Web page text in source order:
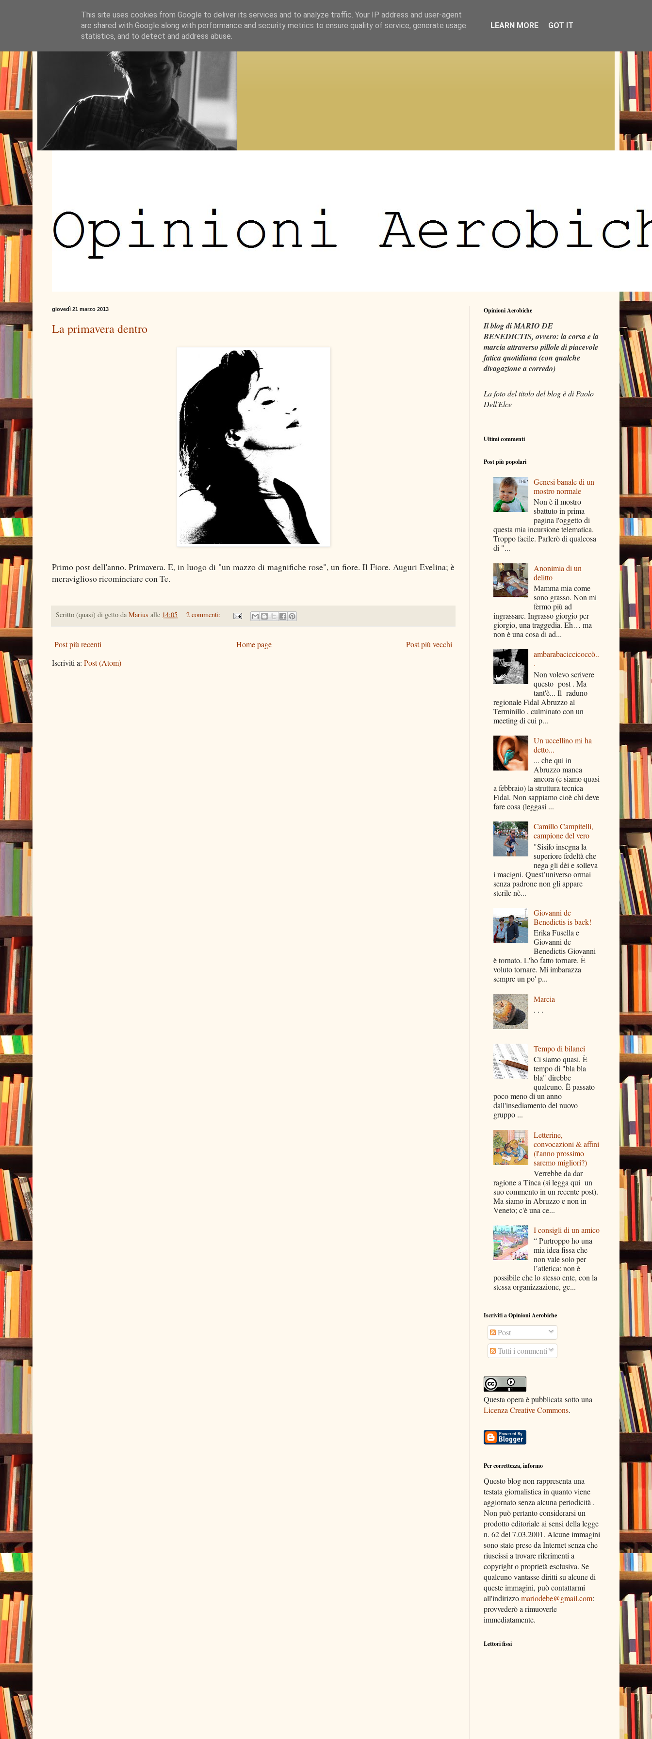
giovedì 21 marzo 2013
La primavera dentro
Primo post dell'anno. Primavera. E, in luogo di "un mazzo di magnifiche rose", un fiore. Il Fiore. Auguri Evelina; è
meraviglioso ricominciare con Te.
Scritto (quasi) di getto da Marius alle 14:05 2 commenti:
Post più recenti Post più vecchi
Home page
Iscriviti a: Post (Atom)
Opinioni Aerobiche
Il blog di MARIO DE
BENEDICTIS, ovvero: la corsa e la
marcia attraverso pillole di piacevole
fatica quotidiana (con qualche
divagazione a corredo)
La foto del titolo del blog è di Paolo
Dell'Elce
Ultimi commenti
Post più popolari
Genesi banale di un
mostro normale
Non è il mostro
sbattuto in prima
pagina l'oggetto di
questa mia incursione telematica.
Troppo facile. Parlerò di qualcosa
di "...
Anonimia di un
delitto
Mamma mia come
sono grasso. Non mi
fermo più ad
ingrassare. Ingrasso giorgio per
giorgio, una traggedia. Eh… ma
non è una cosa di ad...
ambarabaciccicoccò..
.
Non volevo scrivere
questo post . Ma
tant'è... Il raduno
regionale Fidal Abruzzo al
Terminillo , culminato con un
meeting di cui p...
Un uccellino mi ha
detto...
... che qui in
Abruzzo manca
ancora (e siamo quasi
a febbraio) la struttura tecnica
Fidal. Non sappiamo cioè chi deve
fare cosa (leggasi ...
Camillo Campitelli,
campione del vero
"Sisifo insegna la
superiore fedeltà che
nega gli dèi e solleva
i macigni. Quest’universo ormai
senza padrone non gli appare
sterile nè...
Giovanni de
Benedictis is back!
Erika Fusella e
Giovanni de
Benedictis Giovanni
è tornato. L'ho fatto tornare. È
voluto tornare. Mi imbarazza
sempre un po' p...
Marcia
. . .
Tempo di bilanci
Ci siamo quasi. È
tempo di "bla bla
bla" direbbe
qualcuno. È passato
poco meno di un anno
dall'insediamento del nuovo
gruppo ...
Letterine,
convocazioni & affini
(l'anno prossimo
saremo migliori?)
Verrebbe da dar
ragione a Tinca (si legga qui un
suo commento in un recente post).
Ma siamo in Abruzzo e non in
Veneto; c'è una ce...
I consigli di un amico
“ Purtroppo ho una
mia idea fissa che
non vale solo per
l’atletica: non è
possibile che lo stesso ente, con la
stessa organizzazione, ge...
Iscriviti a Opinioni Aerobiche
Post
Tutti i commenti
Questa opera è pubblicata sotto una
Licenza Creative Commons.
Per correttezza, informo
Questo blog non rappresenta una
testata giornalistica in quanto viene
aggiornato senza alcuna periodicità .
Non può pertanto considerarsi un
prodotto editoriale ai sensi della legge
n. 62 del 7.03.2001. Alcune immagini
sono state prese da Internet senza che
riuscissi a trovare riferimenti a
copyright o proprietà esclusiva. Se
qualcuno vantasse diritti su alcune di
queste immagini, può contattarmi
all'indirizzomariodebe@gmail.com:
provvederò a rimuoverle
immediatamente.
Lettori fissi
This site uses cookies from Google to deliver its services and to analyze traffic. Your IP address and user-agent
are shared with Google along with performance and security metrics to ensure quality of service, generate usage
statistics, and to detect and address abuse.
LEARN MORE GOT IT